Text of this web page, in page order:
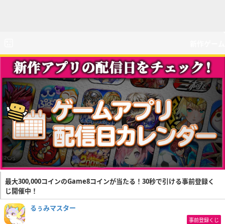
最大300,000コインのGame8コインが当たる！30秒で引ける事前登録く
じ開催中！
るぅみマスター
事前登録くじ